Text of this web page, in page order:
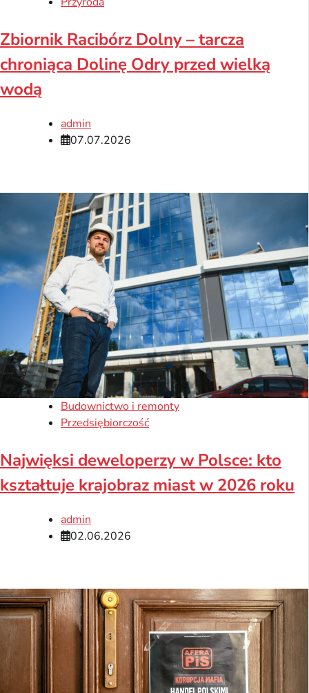
Zbiornik Racibórz Dolny – tarcza
chroniąca Dolinę Odry przed wielką
wodą
admin
07.07.2026
Budownictwo i remonty
Przedsiębiorczość
Najwięksi deweloperzy w Polsce: kto
kształtuje krajobraz miast w 2026 roku
admin
02.06.2026